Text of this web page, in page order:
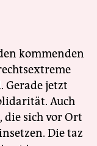
kommenden
Gerade jetzt
Auch
die sich vor Ort
Die taz